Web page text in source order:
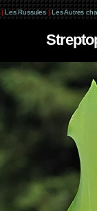
| Les Russules | Les Autres